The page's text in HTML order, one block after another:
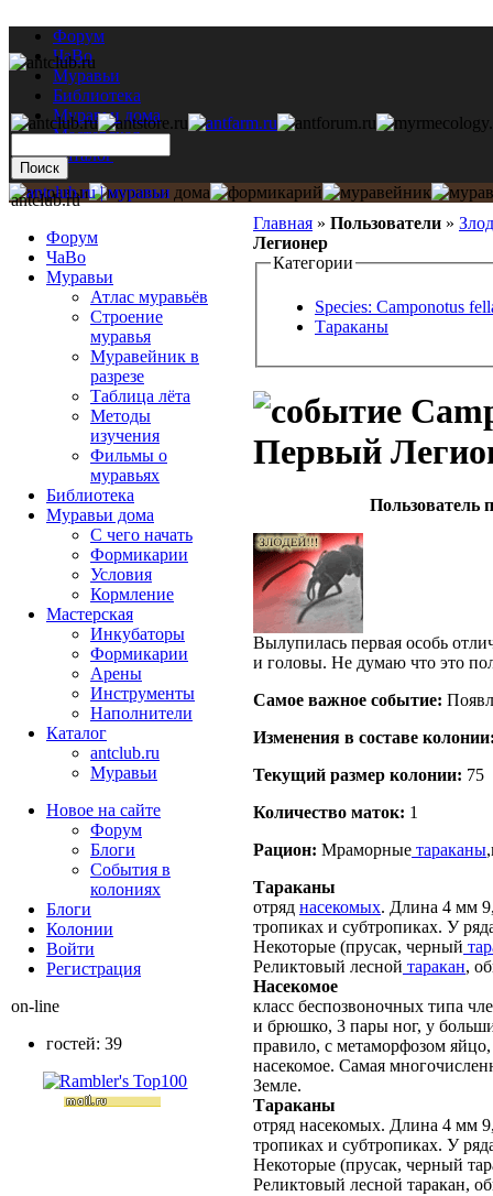
Форум
ЧаВо
Муравьи
Библиотека
Муравьи дома
Мастерская
Каталог
Главная » Пользователи »
Легионер
Категории
Species: Camponotus
Тараканы
Первый
Пользователь
Вылупилась первая особь
и головы. Не думаю что это
Самое важное событие:
Изменения в составе
Текущий размер кoлонии: 75
Количество маток: 1
Рацион: Мраморные тараканы
Тараканы
отряд насекомых. Длина 4 мм
тропиках и субтропиках. У
Некоторые (прусак, черный
Реликтовый лесной таракан,
Насекомое
класс беспозвоночных типа
и брюшко, 3 пары ног, у
правило, с метаморфозом
насекомое. Самая
Земле.
Тараканы
отряд насекомых. Длина 4 мм
тропиках и субтропиках. У
Некоторые (прусак, черный
Реликтовый лесной таракан,
antclub.ru
Форум
ЧаВо
Муравьи
Атлас муравьёв
Строение
муравья
Муравейник в
разрезе
Таблица лёта
Методы
изучения
Фильмы о
муравьях
Библиотека
Муравьи дома
С чего начать
Формикарии
Условия
Кормление
Мастерская
Инкубаторы
Формикарии
Арены
Инструменты
Наполнители
Каталог
antclub.ru
Муравьи
Новое на сайте
Форум
Блоги
События в
колониях
Блоги
Колонии
Войти
Peгиcтpaция
on-line
гостей: 39